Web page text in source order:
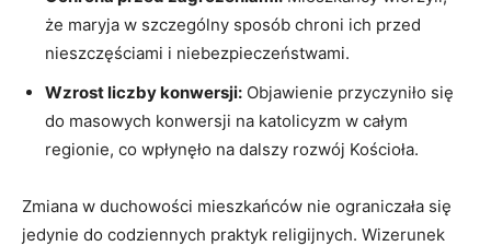
że⁣ maryja w⁣ szczególny sposób chroni ich przed
nieszczęściami ​i niebezpieczeństwami.
Wzrost⁤ liczby ‌konwersji: Objawienie przyczyniło się
do masowych konwersji na katolicyzm w całym
regionie, co⁣ wpłynęło‌ na dalszy⁢ rozwój Kościoła.
Zmiana w duchowości⁢ mieszkańców nie ograniczała się
jedynie do codziennych praktyk religijnych. Wizerunek